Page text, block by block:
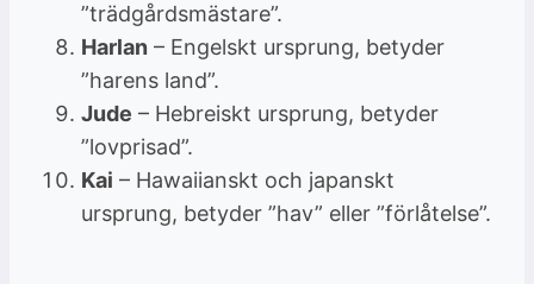
”trädgårdsmästare”.
Harlan – Engelskt ursprung, betyder
”harens land”.
Jude – Hebreiskt ursprung, betyder
”lovprisad”.
Kai – Hawaiianskt och japanskt
ursprung, betyder ”hav” eller ”förlåtelse”.